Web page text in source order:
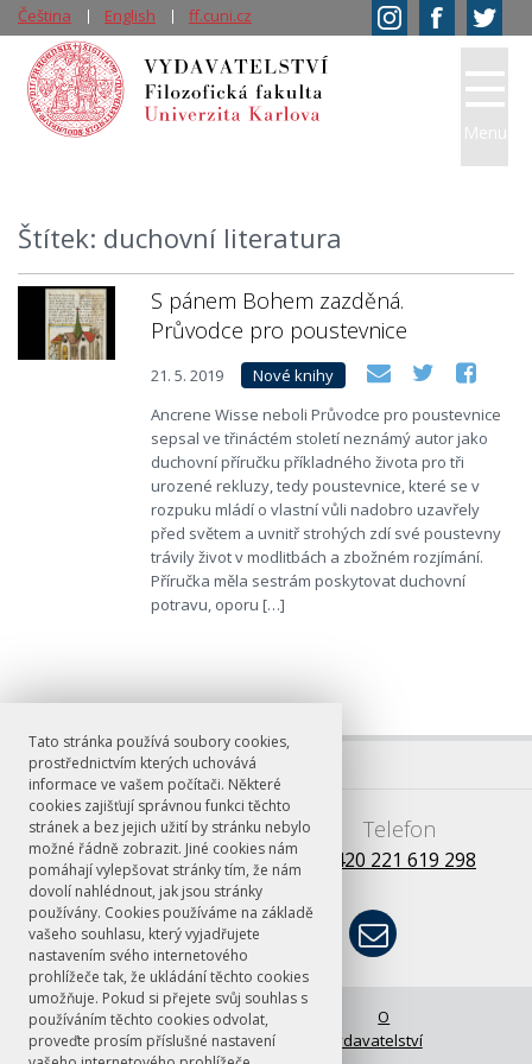
Tato stránka používá soubory cookies,
prostřednictvím kterých uchovává
informace ve vašem počítači. Některé
cookies zajišťují správnou funkci těchto
stránek a bez jejich užití by stránku nebylo
možné řádně zobrazit. Jiné cookies nám
pomáhají vylepšovat stránky tím, že nám
dovolí nahlédnout, jak jsou stránky
používány. Cookies používáme na základě
vašeho souhlasu, který vyjadřujete
nastavením svého internetového
prohlížeče tak, že ukládání těchto cookies
umožňuje. Pokud si přejete svůj souhlas s
používáním těchto cookies odvolat,
proveďte prosím příslušné nastavení
Štítek: duchovní literatura
S pánem Bohem zazděná.
Průvodce pro poustevnice
21. 5. 2019
Nové knihy
Ancrene Wisse neboli Průvodce pro poustevnice
sepsal ve třináctém století neznámý autor jako
duchovní příručku příkladného života pro tři
urozené rekluzy, tedy poustevnice, které se v
rozpuku mládí o vlastní vůli nadobro uzavřely
před světem a uvnitř strohých zdí své poustevny
trávily život v modlitbách a zbožném rozjímání.
Příručka měla sestrám poskytovat duchovní
potravu, oporu […]
Menu
Čeština English ff.cuni.cz
E-mail
books@ff.cuni.cz
Telefon
+420 221 619 298
© FF UK 2026 Úvodní stránka
O
vydavatelství